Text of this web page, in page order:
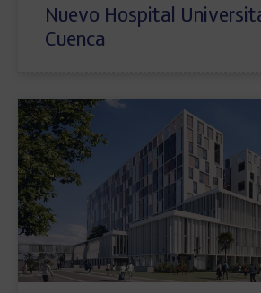
Nuevo Hospital
Cuenca